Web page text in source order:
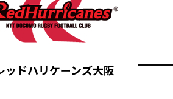
ッドハリケーンズ大阪